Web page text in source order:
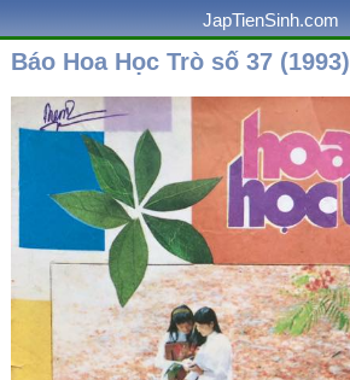
JapTienSinh.com
Báo Hoa Học Trò số 37 (1993)